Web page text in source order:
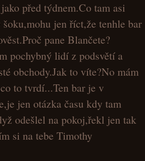
před týdnem.Co tam asi
šoku,mohu jen říct,že tenhle bar
pane Blančete?
pochybný lidí z podsvětí a
obchody.Jak to víte?No mám
to tvrdí...Ten bar je v
jen otázka času kdy tam
odešlel na pokoj,řekl jen tak
si na tebe Timothy